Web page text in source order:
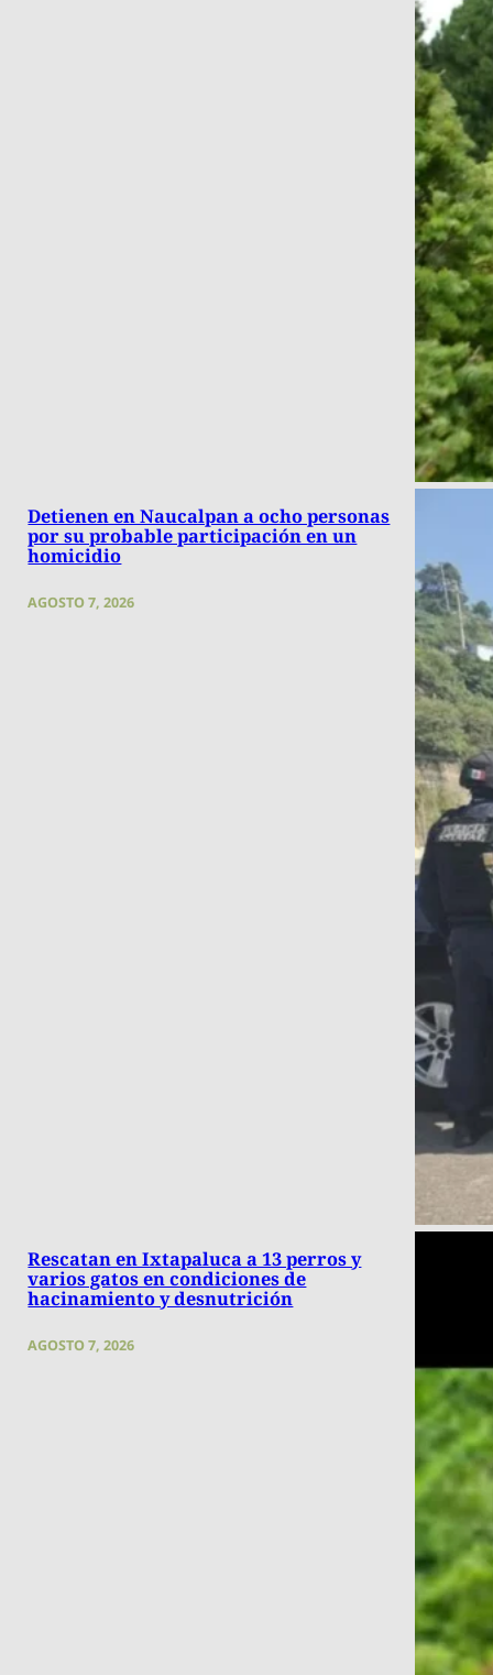
Detienen en Naucalpan a ocho personas
por su probable participación en un
homicidio
AGOSTO 7, 2026
Rescatan en Ixtapaluca a 13 perros y
varios gatos en condiciones de
hacinamiento y desnutrición
AGOSTO 7, 2026